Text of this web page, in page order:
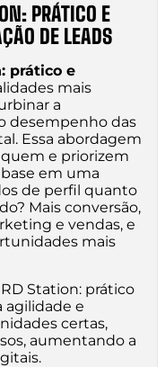
PRÁTICO E
DE LEADS
prático e
mais
a
desempenho das
Essa abordagem
e priorizem
em uma
de perfil quanto
Mais conversão,
e vendas, e
mais
Station: prático
agilidade e
certas,
aumentando a